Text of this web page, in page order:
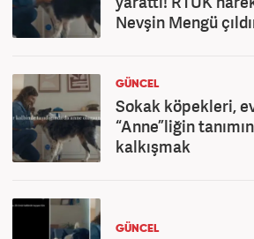
Nevşin Mengü
GÜNCEL
Sokak köpekleri,
“Anne”liğin
kalkışmak
GÜNCEL